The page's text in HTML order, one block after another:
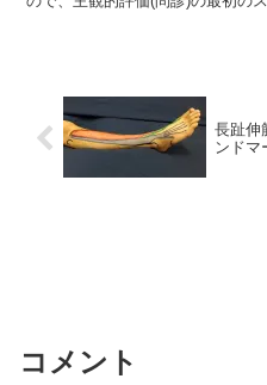
長趾伸
ンドマ
コメント